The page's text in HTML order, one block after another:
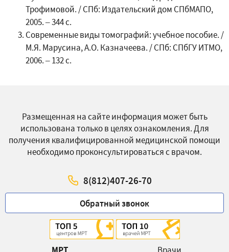
Трофимовой. / СПб: Издательский дом СПбМАПО,
2005. – 344 с.
Современные виды томографий: учебное пособие. /
М.Я. Марусина, А.О. Казначеева. / СПб: СПбГУ ИТМО,
2006. – 132 с.
Размещенная на сайте информация может быть
использована только в целях ознакомления. Для
получения квалифицированной медицинской помощи
необходимо проконсультироваться с врачом.
8(812)407-26-70
Обратный звонок